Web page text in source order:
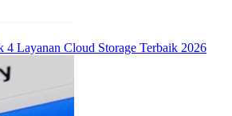
4 Layanan Cloud Storage Terbaik 2026